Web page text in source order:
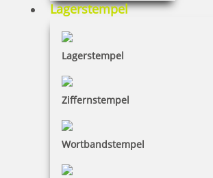
Lagerstempel
Lagerstempel
Ziffernstempel
Wortbandstempel
Bestellen
Coloris Tagesleuchtfarbe 4340 P